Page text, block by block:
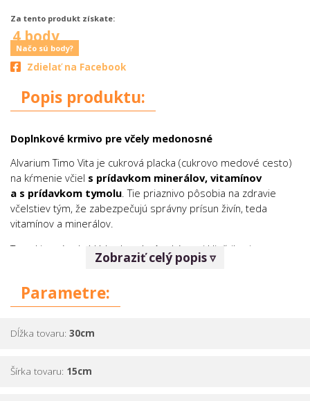
Za tento produkt získate:
4 body
Načo sú body?
Zdielať na Facebook
Popis produktu:
Doplnkové krmivo pre včely medonosné
Alvarium Timo Vita je cukrová placka (cukrovo medové cesto)
na kŕmenie včiel s prídavkom minerálov, vitamínov
a s prídavkom tymolu. Tie priaznivo pôsobia na zdravie
včelstiev tým, že zabezpečujú správny prísun živín, teda
vitamínov a minerálov.
Tymol je prírodná látka, ktorá pôsobí proti klieštikovi a
pomáha ho odpudzovať.Zobraziť celý popis ▿
Parametre:
Dĺžka tovaru: 30cm
Šírka tovaru: 15cm